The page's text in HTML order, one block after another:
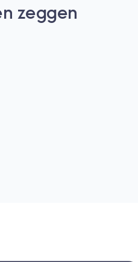
zeggen